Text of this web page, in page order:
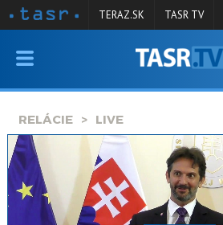
VYSIELANIE
SPRAVODAJSTVO
KONTAKT
ARCHÍV
TERAZ.SK TASR TV
RELÁCIE LIVE